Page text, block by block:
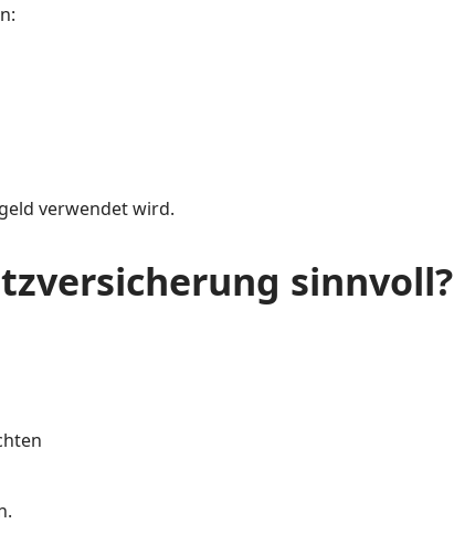
verwendet wird.
sinnvoll?